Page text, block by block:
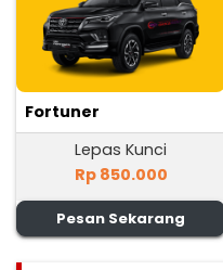
Fortuner
Lepas Kunci
Rp 850.000
Pesan Sekarang